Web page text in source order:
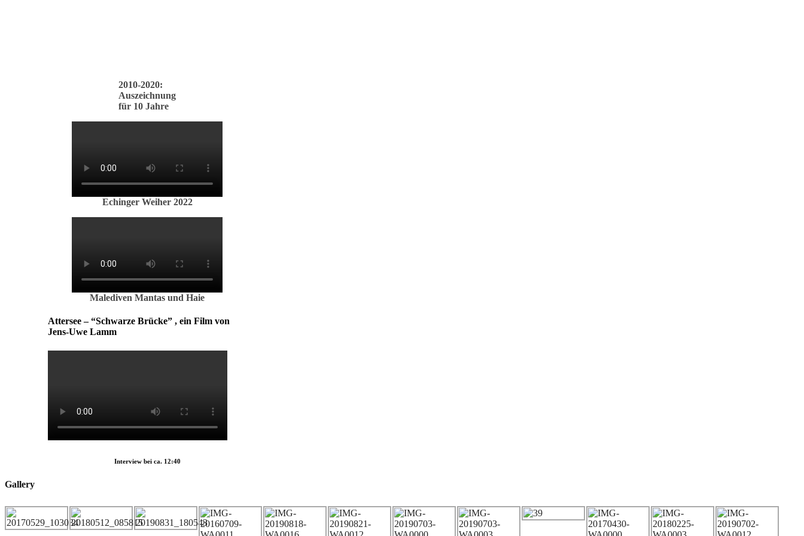
2010-2020:
Auszeichnung
für 10 Jahre
Echinger Weiher 2022
Malediven Mantas und Haie
Attersee – “Schwarze Brücke” , ein Film von
Jens-Uwe Lamm
Interview bei ca. 12:40
Gallery